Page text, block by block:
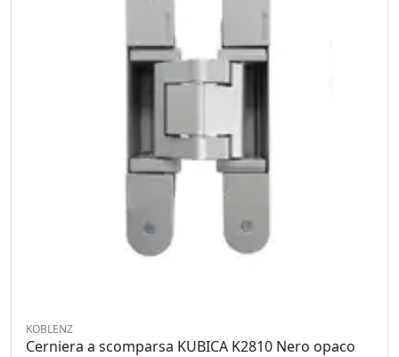
KOBLENZ
Cerniera a scomparsa KUBICA K2810 Nero opaco